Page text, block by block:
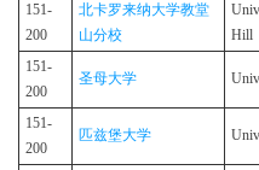
151-
200
北卡罗来纳大学教堂
山分校
Hill
151-
200
圣母大学
151-
200
匹兹堡大学